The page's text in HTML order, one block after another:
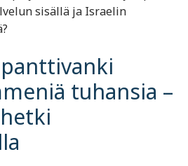
sisällä ja Israelin
tuhansia –